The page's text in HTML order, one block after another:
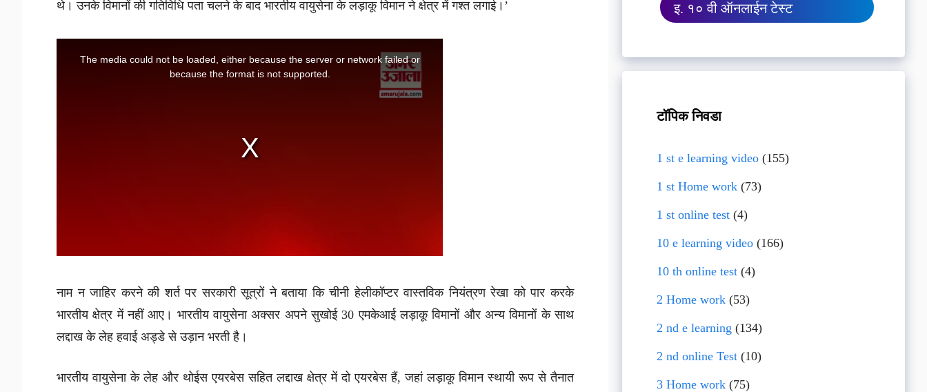
थे। उनके विमानों की गतिविधि पता चलने के बाद भारतीय वायुसेना के लड़ाकू विमान ने क्षेत्र में गश्त लगाई।’
नाम न जाहिर करने की शर्त पर सरकारी सूत्रों ने बताया कि चीनी हेलीकॉप्टर वास्तविक नियंत्रण रेखा को पार करके
भारतीय क्षेत्र में नहीं आए। भारतीय वायुसेना अक्सर अपने सुखोई 30 एमकेआई लड़ाकू विमानों और अन्य विमानों के साथ
लद्दाख के लेह हवाई अड्डे से उड़ान भरती है।
भारतीय वायुसेना के लेह और थोईस एयरबेस सहित लद्दाख क्षेत्र में दो एयरबेस हैं, जहां लड़ाकू विमान स्थायी रूप से तैनात
इ. १० वी ऑनलाईन टेस्ट
टॉपिक निवडा
1 st e learning video (155)
1 st Home work (73)
1 st online test (4)
10 e learning video (166)
10 th online test (4)
2 Home work (53)
2 nd e learning (134)
2 nd online Test (10)
3 Home work (75)